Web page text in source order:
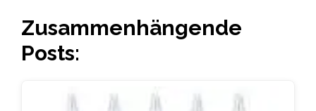
Zusammenhängende
Posts: